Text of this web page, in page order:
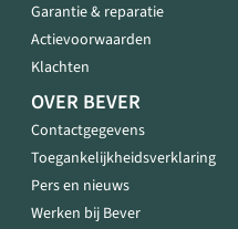
Garantie & reparatie
Actievoorwaarden
Klachten
OVER BEVER
Contactgegevens
Toegankelijkheidsverklaring
Pers en nieuws
Werken bij Bever